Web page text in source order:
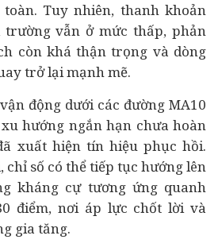
Tuy nhiên, thanh khoản
vẫn ở mức thấp, phản
còn khá thận trọng và dòng
trở lại mạnh mẽ.
động dưới các đường MA10
hướng ngắn hạn chưa hoàn
xuất hiện tín hiệu phục hồi.
chỉ số có thể tiếp tục hướng lên
kháng cự tương ứng quanh
điểm, nơi áp lực chốt lời và
gia tăng.